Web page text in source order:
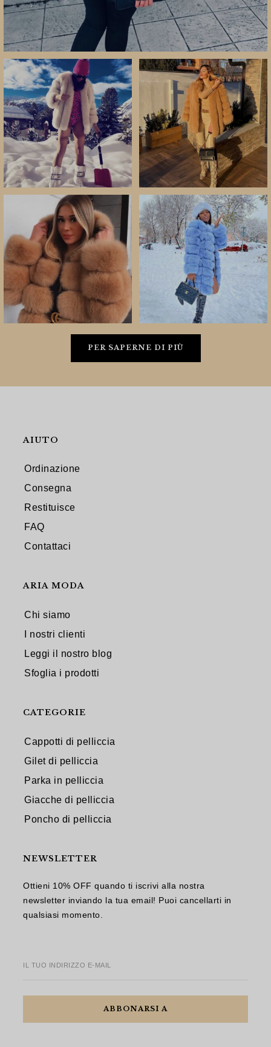
PER SAPERNE DI PIÙ
AIUTO
Ordinazione
Consegna
Restituisce
FAQ
Contattaci
ARIA MODA
Chi siamo
I nostri clienti
Leggi il nostro blog
Sfoglia i prodotti
CATEGORIE
Cappotti di pelliccia
Gilet di pelliccia
Parka in pelliccia
Giacche di pelliccia
Poncho di pelliccia
NEWSLETTER
Ottieni 10% OFF quando ti iscrivi alla nostra
newsletter inviando la tua email! Puoi cancellarti in
qualsiasi momento.
IL TUO INDIRIZZO E-MAIL